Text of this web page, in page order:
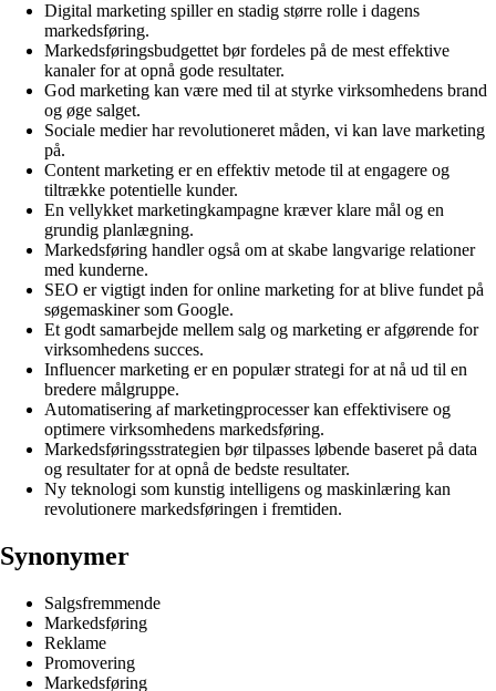
Digital marketing spiller en stadig større rolle i dagens
markedsføring.
Markedsføringsbudgettet bør fordeles på de mest effektive
kanaler for at opnå gode resultater.
God marketing kan være med til at styrke virksomhedens brand
og øge salget.
Sociale medier har revolutioneret måden, vi kan lave marketing
på.
Content marketing er en effektiv metode til at engagere og
tiltrække potentielle kunder.
En vellykket marketingkampagne kræver klare mål og en
grundig planlægning.
Markedsføring handler også om at skabe langvarige relationer
med kunderne.
SEO er vigtigt inden for online marketing for at blive fundet på
søgemaskiner som Google.
Et godt samarbejde mellem salg og marketing er afgørende for
virksomhedens succes.
Influencer marketing er en populær strategi for at nå ud til en
bredere målgruppe.
Automatisering af marketingprocesser kan effektivisere og
optimere virksomhedens markedsføring.
Markedsføringsstrategien bør tilpasses løbende baseret på data
og resultater for at opnå de bedste resultater.
Ny teknologi som kunstig intelligens og maskinlæring kan
revolutionere markedsføringen i fremtiden.
Synonymer
Salgsfremmende
Markedsføring
Reklame
Promovering
Markedsføring